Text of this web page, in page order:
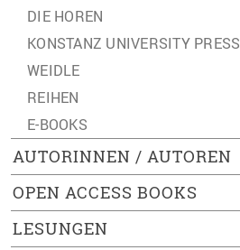
DIE HOREN
KONSTANZ UNIVERSITY PRESS
WEIDLE
REIHEN
E-BOOKS
AUTORINNEN / AUTOREN
OPEN ACCESS BOOKS
LESUNGEN